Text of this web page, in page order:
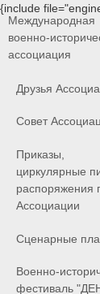
{include
Международная
военно-
ассоциация
Друзья
Совет
Приказы,
циркулярные
распоряжения
Ассоциации
Сценарные
Военно-
фестиваль